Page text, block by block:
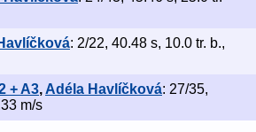
: 2/22, 40.48 s, 10.0 tr. b.,
+ A3, Adéla Havlíčková: 27/35,
m/s